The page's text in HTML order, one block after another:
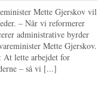
Mette Gjerskov vil
– Når vi reformerer
administrative byrder
Mette Gjerskov.
At lette arbejdet for
– så vi [...]